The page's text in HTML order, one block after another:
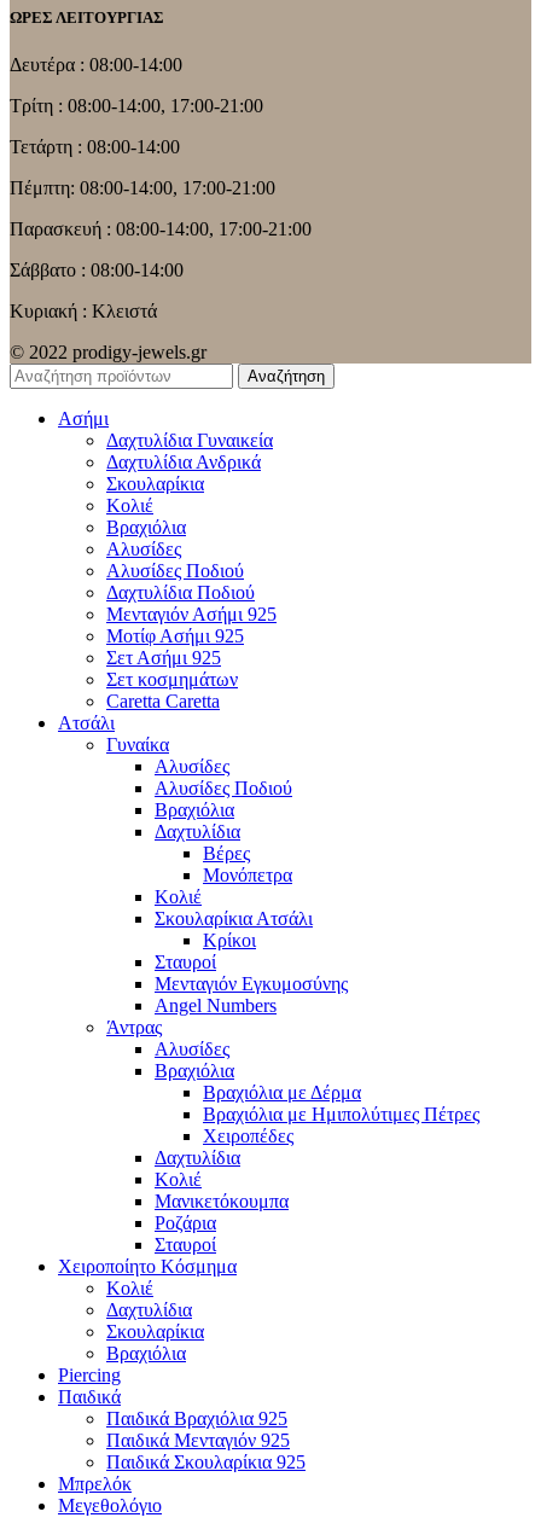
ΩΡΕΣ ΛΕΙΤΟΥΡΓΙΑΣ
Δευτέρα : 08:00-14:00
Τρίτη : 08:00-14:00, 17:00-21:00
Τετάρτη : 08:00-14:00
Πέμπτη: 08:00-14:00, 17:00-21:00
Παρασκευή : 08:00-14:00, 17:00-21:00
Σάββατο : 08:00-14:00
Κυριακή : Κλειστά
© 2022 prodigy-jewels.gr
Αναζήτηση
Ασήμι
Δαχτυλίδια Γυναικεία
Δαχτυλίδια Ανδρικά
Σκουλαρίκια
Κολιέ
Βραχιόλια
Αλυσίδες
Αλυσίδες Ποδιού
Δαχτυλίδια Ποδιού
Μενταγιόν Ασήμι 925
Μοτίφ Ασήμι 925
Σετ Ασήμι 925
Σετ κοσμημάτων
Caretta Caretta
Ατσάλι
Γυναίκα
Αλυσίδες
Αλυσίδες Ποδιού
Βραχιόλια
Δαχτυλίδια
Βέρες
Μονόπετρα
Κολιέ
Σκουλαρίκια Ατσάλι
Κρίκοι
Σταυροί
Μενταγιόν Εγκυμοσύνης
Angel Numbers
Άντρας
Αλυσίδες
Βραχιόλια
Βραχιόλια με Δέρμα
Βραχιόλια με Ημιπολύτιμες Πέτρες
Χειροπέδες
Δαχτυλίδια
Κολιέ
Μανικετόκουμπα
Ροζάρια
Σταυροί
Χειροποίητο Κόσμημα
Κολιέ
Δαχτυλίδια
Σκουλαρίκια
Βραχιόλια
Piercing
Παιδικά
Παιδικά Βραχιόλια 925
Παιδικά Μενταγιόν 925
Παιδικά Σκουλαρίκια 925
Μπρελόκ
Μεγεθολόγιο